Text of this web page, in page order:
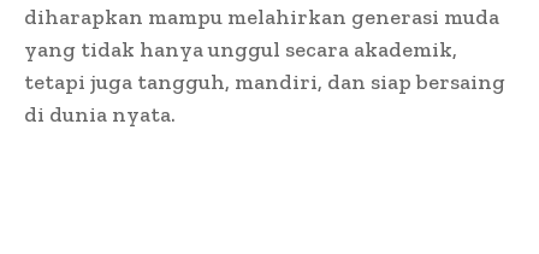
diharapkan mampu melahirkan generasi muda
yang tidak hanya unggul secara akademik,
tetapi juga tangguh, mandiri, dan siap bersaing
di dunia nyata.